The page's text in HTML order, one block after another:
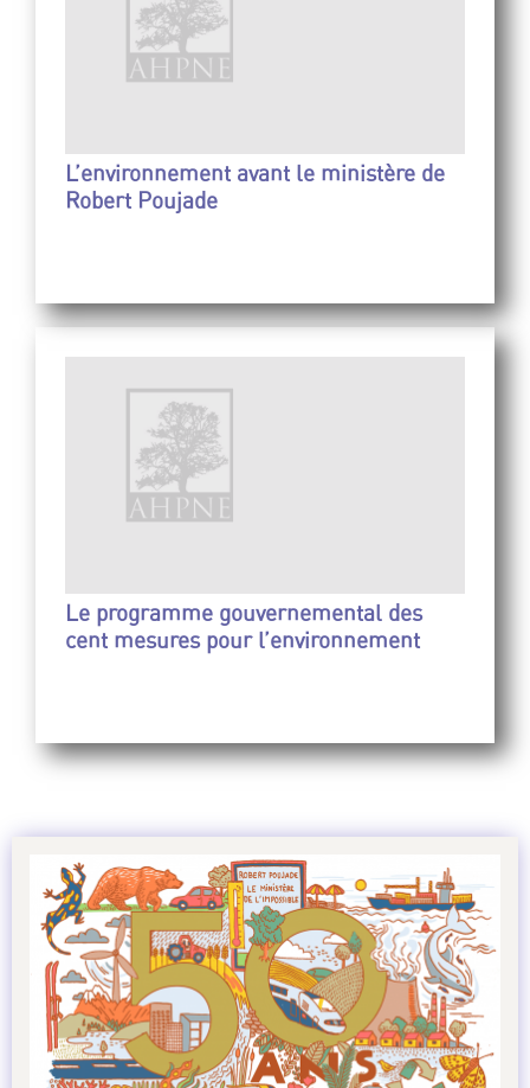
L’environnement avant le ministère de
Robert Poujade
Le programme gouvernemental des
cent mesures pour l’environnement